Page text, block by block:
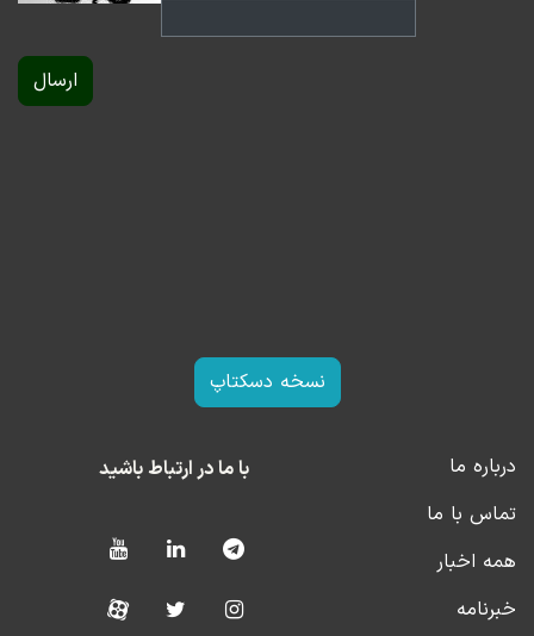
خلاف بیکاری ادواری که مثلاً توسط رکود ایجاد می‌شود،
بیکاری ساختاری می‌تواند به یک مشکل طولانی‌مدت بسیار
ارسال
نسخه دسکتاپ
درباره ما
تماس با ما
همه اخبار
خبرنامه
با ما در ارتباط باشید